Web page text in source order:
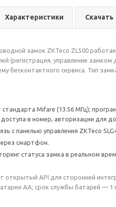
Характеристики Скачать
замок ZKTeco ZL500
(регистрация, управление
бесконтактного сервиса. Тип
Mifare (13.56 МГц);
в номер, авторизации для
с панелью управления ZKTeco
смартфон.
статуса замка в реальном
открытый API для сторонней
АА; срок службы батарей —